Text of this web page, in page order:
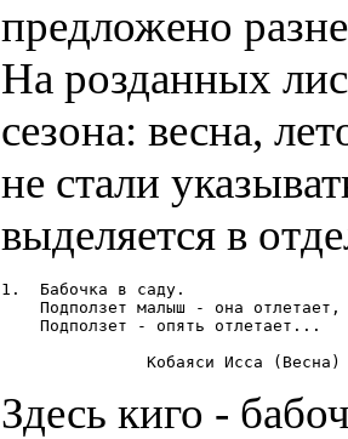
предложено
На розданных
сезона: весна,
не стали
выделяется в
1.  Бабочка в саду.
    Подползет малыш - она отлетает,
    Подползет - опять отлетает...
Здесь киго -